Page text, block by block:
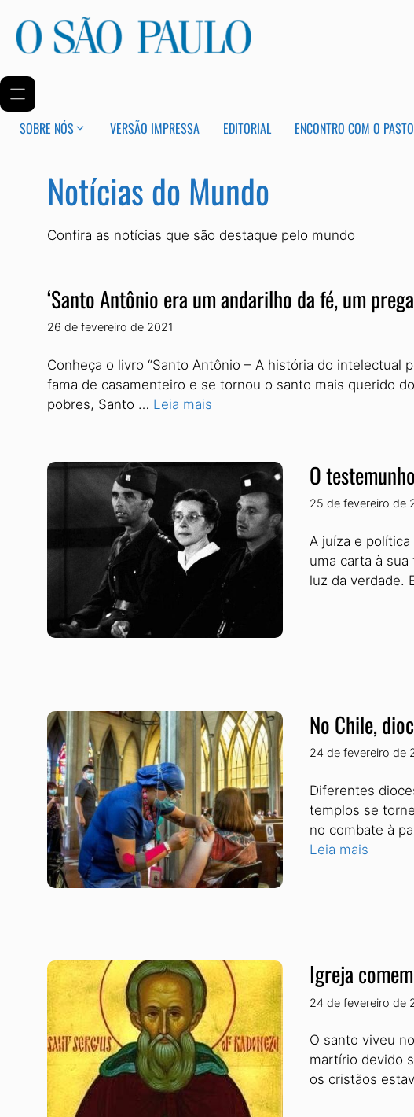
SOBRE NÓS VERSÃO IMPRESSA EDITORIAL ENCONTRO COM O
Notícias do Mundo
Confira as notícias que são destaque pelo mundo
‘Santo Antônio era um andarilho da fé, um
26 de fevereiro de 2021
Conheça o livro “Santo Antônio – A história do intelectual
fama de casamenteiro e se tornou o santo mais querido
pobres, Santo … Leia mais
O
25 de fevereiro de
A juíza e
uma carta à
luz da verdade.
No Chile,
24 de fevereiro de
Diferentes
templos se
no combate à
Leia mais
Igreja
24 de fevereiro de
O santo viveu
martírio devido
os cristãos